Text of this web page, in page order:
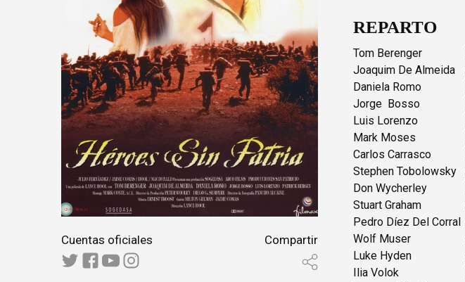
Cuentas oficiales Compartir
REPARTO
Tom Berenger
Joaquim De Almeida
Daniela Romo
Jorge Bosso
Luis Lorenzo
Mark Moses
Carlos Carrasco
Stephen Tobolowsky
Don Wycherley
Stuart Graham
Pedro Díez Del Corral
Wolf Muser
Luke Hyden
Ilia Volok